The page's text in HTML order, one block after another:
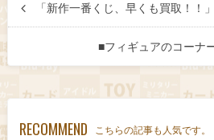
「新作一番くじ、早くも買取！！」
■フィギュアのコーナ
RECOMMEND こちらの記事も人気です。